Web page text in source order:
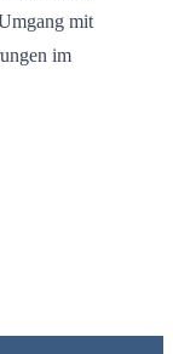
mit
im